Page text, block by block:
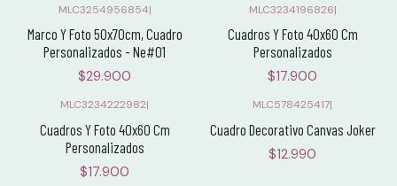
MLC3254956854|
Marco Y Foto 50x70cm, Cuadro
Personalizados - Ne#01
$29.900
MLC3234196826|
Cuadros Y Foto 40x60 Cm
Personalizados
$17.900
MLC3234222982|
Cuadros Y Foto 40x60 Cm
Personalizados
$17.900
MLC578425417|
Cuadro Decorativo Canvas Joker
$12.990